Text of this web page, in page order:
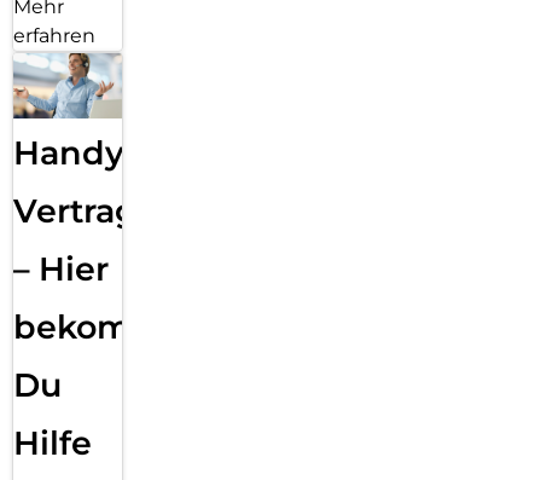
Mehr
erfahren
Handy
Vertragsabwicklung
– Hier
bekommst
Du
Hilfe